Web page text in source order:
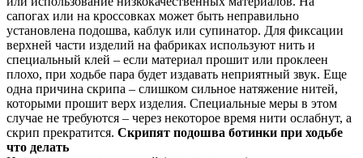
сапогах или на кроссовках может быть неправильно
установлена подошва, каблук или супинатор. Для фиксации
верхней части изделий на фабриках используют нить и
специальный клей – если материал прошит или проклеен
плохо, при ходьбе пара будет издавать неприятный звук. Еще
одна причина скрипа – слишком сильное натяжение нитей,
которыми прошит верх изделия. Специальные меры в этом
случае не требуются – через некоторое время нити ослабнут, а
скрип прекратится. Скрипят подошва ботинки при ходьбе
что делать